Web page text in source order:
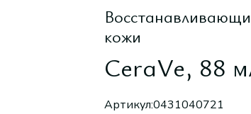
кожи
CeraVe, 88
Артикул:0431040721